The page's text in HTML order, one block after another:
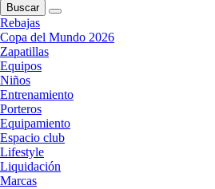
Buscar
Rebajas
Copa del Mundo 2026
Zapatillas
Equipos
Niños
Entrenamiento
Porteros
Equipamiento
Espacio club
Lifestyle
Liquidación
Marcas